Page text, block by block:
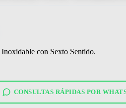
con Sexto Sentido.
CONSULTAS RÁPIDAS POR